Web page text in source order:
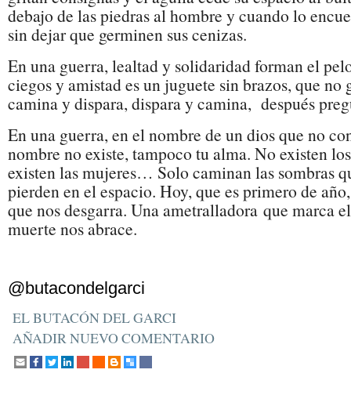
debajo de las piedras al hombre y cuando lo
sin dejar que germinen sus cenizas.
En una guerra, lealtad y solidaridad forman el
ciegos y amistad es un juguete sin brazos, que
camina y dispara, dispara y camina, después
En una guerra, en el nombre de un dios que no
nombre no existe, tampoco tu alma. No existen
existen las mujeres… Solo caminan las sombras
pierden en el espacio. Hoy, que es primero de
que nos desgarra. Una ametralladora que marca
muerte nos abrace.
@butacondelgarci
EL BUTACÓN DEL GARCI
AÑADIR NUEVO COMENTARIO